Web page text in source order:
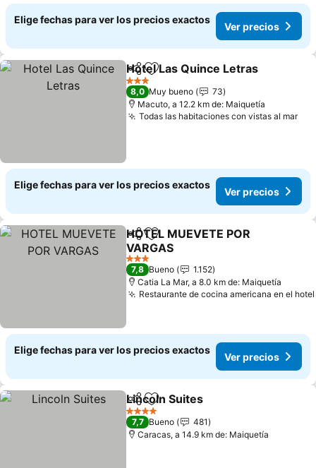
Elige fechas para ver los precios exactos
Ver precios
CompartirAgregar a favoritos
Hotel Las Quince Letras
3 Estrellas
8,0 Muy bueno
73
Macuto, a 12.2 km de: Maiquetía
Todas las habitaciones con vistas al mar
Elige fechas para ver los precios exactos
Ver precios
CompartirAgregar a favoritos
HOTEL MUEVETE POR
VARGAS
Ver precios
3 Estrellas
7,8 Bueno
1.152
Catia La Mar, a 8.0 km de: Maiquetía
Restaurante de cocina americana en el hotel
Elige fechas para ver los precios exactos
Ver precios
CompartirAgregar a favoritos
Lincoln Suites
4 Estrellas
7,7 Bueno
481
Caracas, a 14.9 km de: Maiquetía